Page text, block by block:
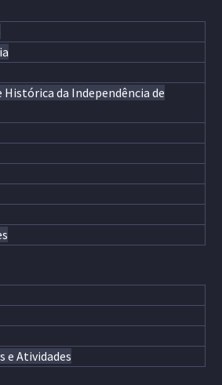
Histórica da Independência de
e Atividades